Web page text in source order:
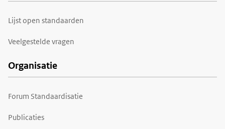
Lijst open standaarden
Veelgestelde vragen
Organisatie
Forum Standaardisatie
Publicaties